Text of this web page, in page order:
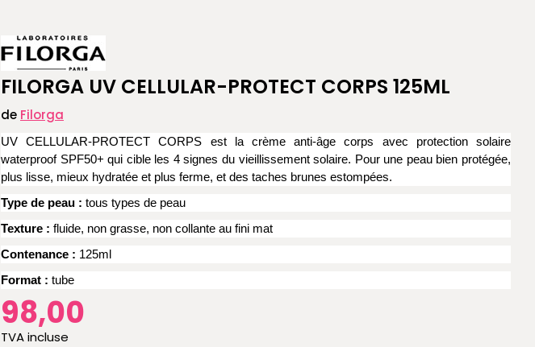
FILORGA UV CELLULAR-PROTECT CORPS 125ML
de Filorga
UV CELLULAR-PROTECT CORPS est la crème anti-âge corps avec protection solaire
waterproof SPF50+ qui cible les 4 signes du vieillissement solaire. Pour une peau bien protégée,
plus lisse, mieux hydratée et plus ferme, et des taches brunes estompées.
Type de peau : tous types de peau
Texture : fluide, non grasse, non collante au fini mat
Contenance : 125ml
Format : tube
98,00
TVA incluse